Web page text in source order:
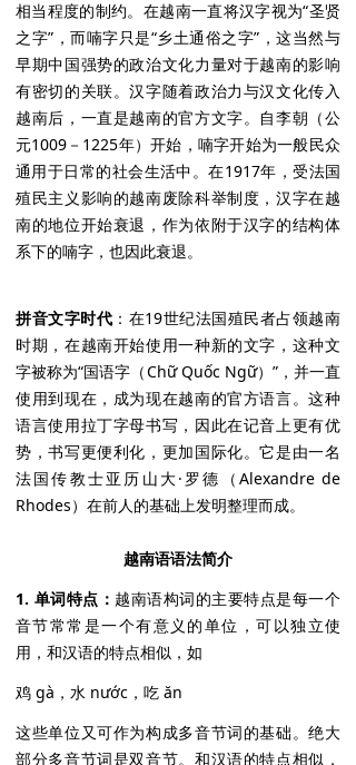
相当程度的制约。在越南一直将汉字视为“圣贤
之字”，而喃字只是“乡土通俗之字”，这当然与
早期中国强势的政治文化力量对于越南的影响
有密切的关联。汉字随着政治力与汉文化传入
越南后，一直是越南的官方文字。自李朝（公
元1009－1225年）开始，喃字开始为一般民众
通用于日常的社会生活中。在1917年，受法国
殖民主义影响的越南废除科举制度，汉字在越
南的地位开始衰退，作为依附于汉字的结构体
系下的喃字，也因此衰退。
拼音文字时代 ：在19世纪法国殖民者占领越南
时期，在越南开始使用一种新的文字，这种文
字被称为“国语字（Chữ Quốc Ngữ）”，并一直
使用到现在，成为现在越南的官方语言。这种
语言使用拉丁字母书写，因此在记音上更有优
势，书写更便利化，更加国际化。它是由一名
法国传教士亚历山大·罗德（Alexandre de
Rhodes）在前人的基础上发明整理而成。
越南语语法简介
1. 单词特点： 越南语构词的主要特点是每一个
音节常常是一个有意义的单位，可以独立使
用，和汉语的特点相似，如
鸡 gà，水 nước，吃 ăn
这些单位又可作为构成多音节词的基础。绝大
部分多音节词是双音节。和汉语的特点相似，